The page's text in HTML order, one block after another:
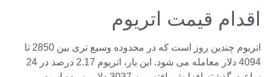
اقدام قیمت اتریوم
اتریوم چندین روز است که در محدوده وسیع تری بین 2850 تا
4094 دلار معامله می شود. این بار، اتریوم 2.17 درصد در 24